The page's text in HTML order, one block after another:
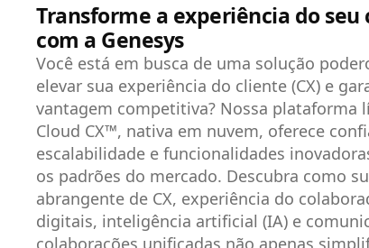
Transforme a experiência do seu
com a Genesys
Você está em busca de uma solução
elevar sua experiência do cliente (CX) e
vantagem competitiva? Nossa plataforma
Cloud CX™, nativa em nuvem, oferece
escalabilidade e funcionalidades
os padrões do mercado. Descubra como
abrangente de CX, experiência do
digitais, inteligência artificial (IA) e
colaborações unificadas não apenas